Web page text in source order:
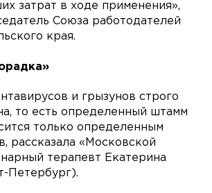
затрат в ходе применения»,
Союза работодателей
края.
и грызунов строго
то есть определенный штамм
только определенным
рассказала «Московской
терапевт Екатерина
Петербург).